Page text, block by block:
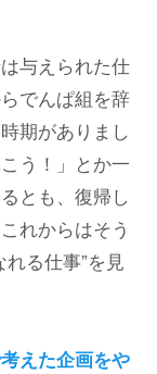
与えられた仕
でんぱ組を辞
期がありまし
う！」とか一
とも、復帰し
れからはそう
る仕事”を見
考えた企画を